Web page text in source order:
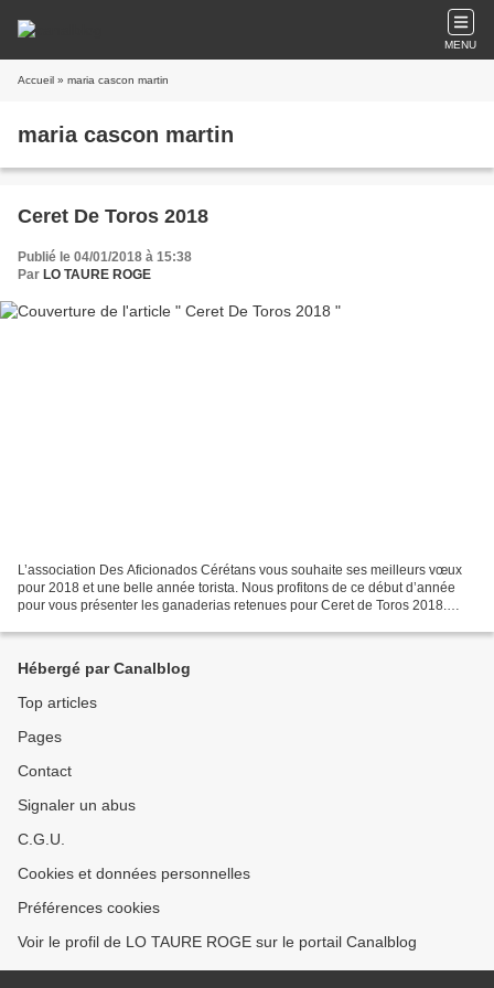
MENU
Accueil » maria cascon martin
maria cascon martin
Ceret De Toros 2018
Publié le 04/01/2018 à 15:38
Par LO TAURE ROGE
L’association Des Aficionados Cérétans vous souhaite ses meilleurs vœux
pour 2018 et une belle année torista. Nous profitons de ce début d’année
pour vous présenter les ganaderias retenues pour Ceret de Toros 2018.
Hébergé par Canalblog
Top articles
Pages
Contact
Signaler un abus
C.G.U.
Cookies et données personnelles
Préférences cookies
Voir le profil de LO TAURE ROGE sur le portail Canalblog